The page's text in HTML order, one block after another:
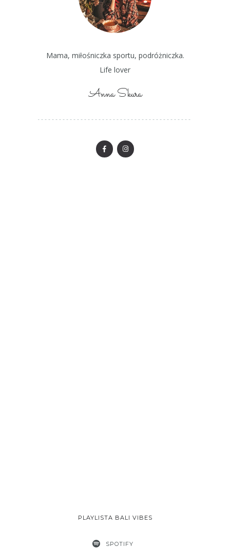
Mama, miłośniczka sportu, podróżniczka.
Life lover
Anna Skura
PLAYLISTA BALI VIBES
SPOTIFY